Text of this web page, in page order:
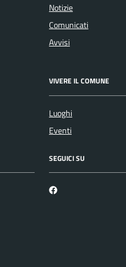
Notizie
Comunicati
Avvisi
VIVERE IL COMUNE
Luoghi
Eventi
SEGUICI SU
Facebook